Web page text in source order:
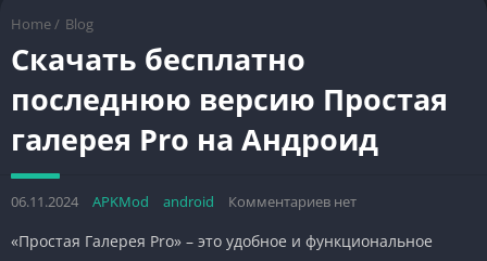
Home / Blog
Скачать бесплатно
последнюю версию Простая
галерея Pro на Андроид
06.11.2024 APKMod android Комментариев нет
«Простая Галерея Pro» – это удобное и функциональное